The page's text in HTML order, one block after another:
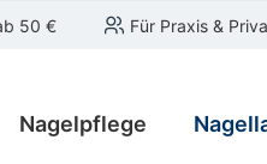
50 € Für Praxis &
Nagelpflege